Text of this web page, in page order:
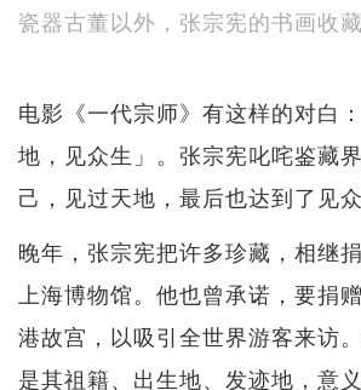
瓷器古董以外，张宗宪的书画收
电影《一代宗师》有这样的对白
地，见众生」。张宗宪叱咤鉴藏
己，见过天地，最后也达到了见众
晚年，张宗宪把许多珍藏，相继
上海博物馆。他也曾承诺，要捐
港故宫，以吸引全世界游客来访
是其祖籍、出生地、发迹地，意义